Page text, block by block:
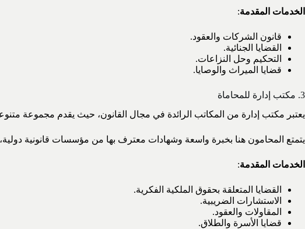
الخدمات المقدمة:
قانون الشركات والعقود.
القضايا الجنائية.
التحكيم وحل النزاعات.
قضايا الميراث والوصايا.
3. مكتب إدارة للمحاماة
يعتبر مكتب إدارة من المكاتب الرائدة في مجال القانون، حيث يقدم مجموعة
يتمتع المحامون هنا بخبرة واسعة وشهادات معترف بها من مؤسسات قانونية
الخدمات المقدمة:
القضايا المتعلقة بحقوق الملكية الفكرية.
الاستشارات الضريبية.
المقاولات والعقود.
قضايا الأسرة والطلاق.